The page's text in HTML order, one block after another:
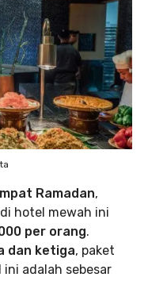
Ramadan,
hotel mewah ini
per orang.
dan ketiga, paket
adalah sebesar